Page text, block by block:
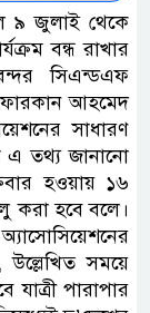
৯ জুলাই থেকে
বন্ধ রাখার
সিএন্ডএফ
ফোরকান আহমেদ
সাধারণ
এ তথ্য জানানো
হওয়ায় ১৬
করা হবে বলে।
সময়ে
যাত্রী পারাপার